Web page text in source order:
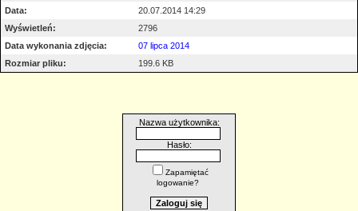
Data:
20.07.2014 14:29
Wyświetleń:
2796
Data wykonania zdjęcia:
07 lipca 2014
Rozmiar pliku:
199.6 KB
Nazwa użytkownika:
Hasło:
Zapamiętać
logowanie?